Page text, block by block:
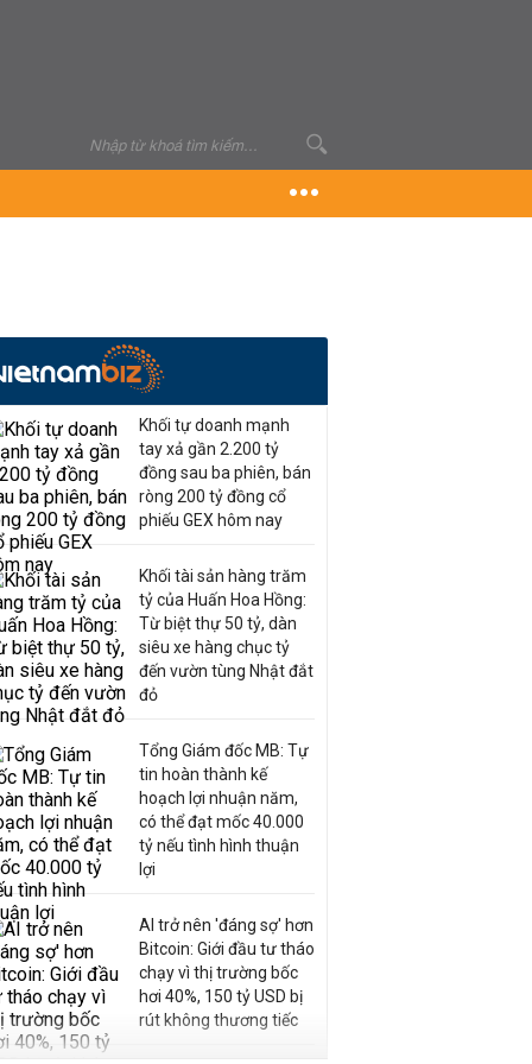
Khối tự doanh mạnh
tay xả gần 2.200 tỷ
đồng sau ba phiên, bán
ròng 200 tỷ đồng cổ
phiếu GEX hôm nay
Khối tài sản hàng trăm
tỷ của Huấn Hoa Hồng:
Từ biệt thự 50 tỷ, dàn
siêu xe hàng chục tỷ
đến vườn tùng Nhật đắt
đỏ
Tổng Giám đốc MB: Tự
tin hoàn thành kế
hoạch lợi nhuận năm,
có thể đạt mốc 40.000
tỷ nếu tình hình thuận
lợi
AI trở nên 'đáng sợ' hơn
Bitcoin: Giới đầu tư tháo
chạy vì thị trường bốc
hơi 40%, 150 tỷ USD bị
rút không thương tiếc